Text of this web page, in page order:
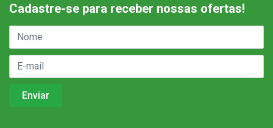
Cadastre-se para receber nossas ofertas!